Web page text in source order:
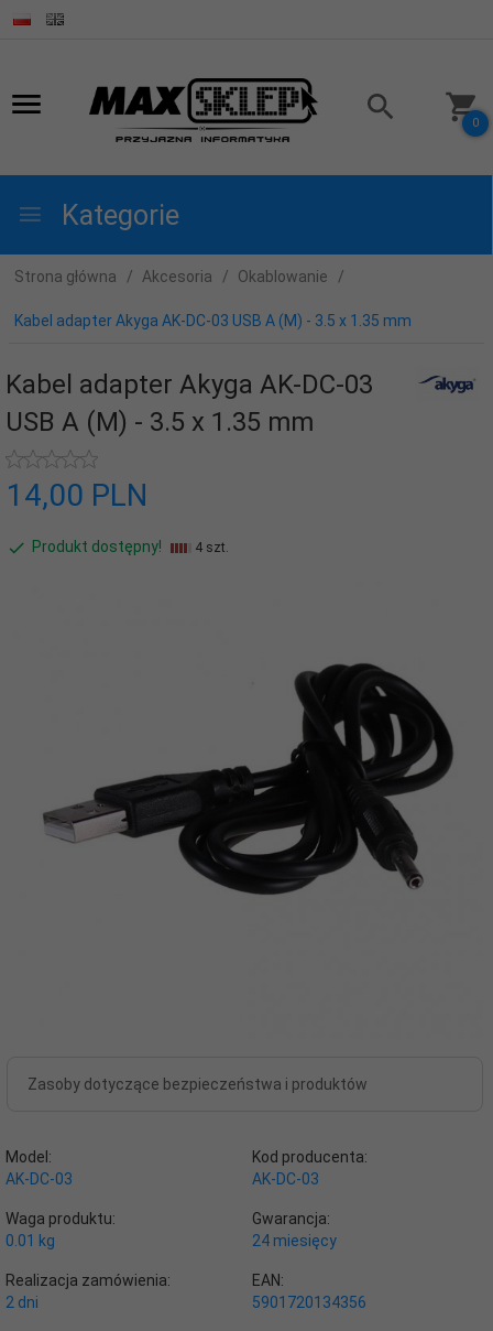
0
Kategorie
Strona główna Akcesoria Okablowanie
Kabel adapter Akyga AK-DC-03 USB A (M) - 3.5 x 1.35 mm
Kabel adapter Akyga AK-DC-03
USB A (M) - 3.5 x 1.35 mm
14,00 PLN
Produkt dostępny! 4 szt.
Zasoby dotyczące bezpieczeństwa i produktów
Model:
AK-DC-03
Kod producenta:
AK-DC-03
Waga produktu:
0.01 kg
Gwarancja:
24 miesięcy
Realizacja zamówienia:
2 dni
EAN:
5901720134356